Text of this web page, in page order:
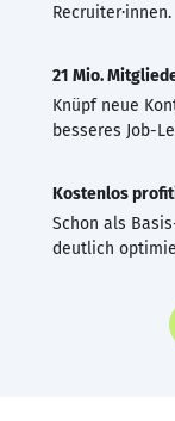
Recruiter·innen.
21 Mio.
Knüpf neue
besseres Job-
Kostenlos
Schon als
deutlich